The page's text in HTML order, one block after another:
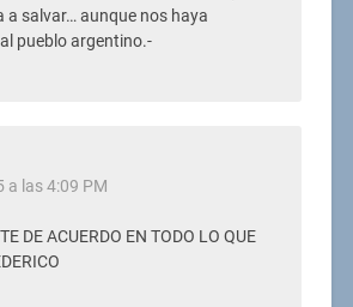
a salvar… aunque nos haya
pueblo argentino.-
las 4:09 PM
DE ACUERDO EN TODO LO QUE